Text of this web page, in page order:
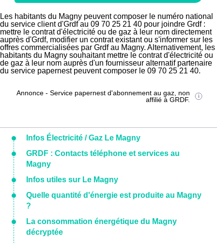
Les habitants du Magny peuvent composer le numéro national
du service client d'Grdf au 09 70 25 21 40 pour joindre Grdf :
mettre le contrat d'électricité ou de gaz à leur nom directement
auprès d'Grdf, modifier un contrat existant ou s'informer sur les
offres commercialisées par Grdf au Magny. Alternativement, les
habitants du Magny souhaitant mettre le contrat d'électricité ou
de gaz à leur nom auprès d'un fournisseur alternatif partenaire
du service papernest peuvent composer le 09 70 25 21 40.
Annonce - Service papernest d'abonnement au gaz, non
affilié à GRDF.
Infos Électricité / Gaz Le Magny
GRDF : Contacts téléphone et services au
Magny
Infos utiles sur Le Magny
Quelle quantité d'énergie est produite au Magny
?
La consommation énergétique du Magny
décryptée